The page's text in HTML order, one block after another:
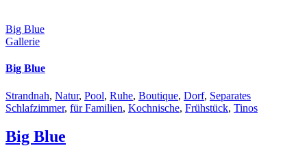
Big Blue
Gallerie
Big Blue
Strandnah, Natur, Pool, Ruhe, Boutique, Dorf, Separates
Schlafzimmer, für Familien, Kochnische, Frühstück, Tinos
Big Blue